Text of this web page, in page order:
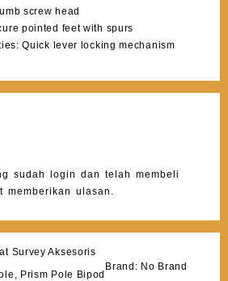
screw head
pointed feet with spurs
Quick lever locking mechanism
sudah login dan telah membeli
ulasan.
Survey Aksesoris
Prism Pole Bipod
Brand: No Brand